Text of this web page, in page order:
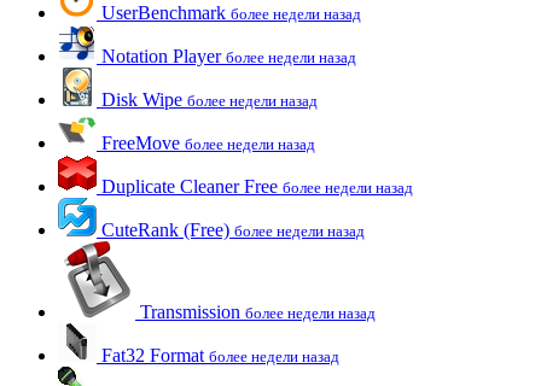
UserBenchmark более недели назад
Notation Player более недели назад
Disk Wipe более недели назад
FreeMove более недели назад
Duplicate Cleaner Free более недели назад
CuteRank (Free) более недели назад
Transmission более недели назад
Fat32 Format более недели назад